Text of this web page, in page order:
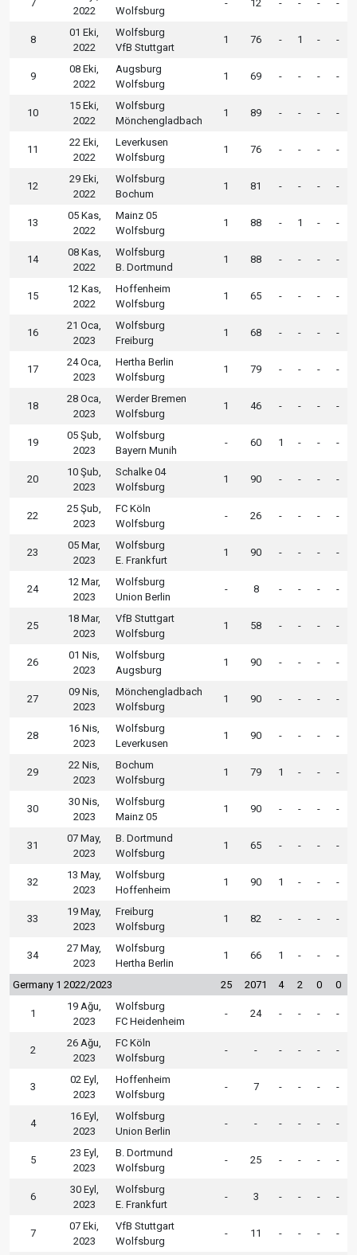
7
2022
Wolfsburg
- 12 - - - -
8
01 Eki,
2022
Wolfsburg
VfB Stuttgart
1 76 - 1 - -
9
08 Eki,
2022
Augsburg
Wolfsburg
1 69 - - - -
10
15 Eki,
2022
Wolfsburg
Mönchengladbach
1 89 - - - -
11
22 Eki,
2022
Leverkusen
Wolfsburg
1 76 - - - -
12
29 Eki,
2022
Wolfsburg
Bochum
1 81 - - - -
13
05 Kas,
2022
Mainz 05
Wolfsburg
1 88 - 1 - -
14
08 Kas,
2022
Wolfsburg
B. Dortmund
1 88 - - - -
15
12 Kas,
2022
Hoffenheim
Wolfsburg
1 65 - - - -
16
21 Oca,
2023
Wolfsburg
Freiburg
1 68 - - - -
17
24 Oca,
2023
Hertha Berlin
Wolfsburg
1 79 - - - -
18
28 Oca,
2023
Werder Bremen
Wolfsburg
1 46 - - - -
19
05 Şub,
2023
Wolfsburg
Bayern Munih
- 60 1 - - -
20
10 Şub,
2023
Schalke 04
Wolfsburg
1 90 - - - -
22
25 Şub,
2023
FC Köln
Wolfsburg
- 26 - - - -
23
05 Mar,
2023
Wolfsburg
E. Frankfurt
1 90 - - - -
24
12 Mar,
2023
Wolfsburg
Union Berlin
- 8 - - - -
25
18 Mar,
2023
VfB Stuttgart
Wolfsburg
1 58 - - - -
26
01 Nis,
2023
Wolfsburg
Augsburg
1 90 - - - -
27
09 Nis,
2023
Mönchengladbach
Wolfsburg
1 90 - - - -
28
16 Nis,
2023
Wolfsburg
Leverkusen
1 90 - - - -
29
22 Nis,
2023
Bochum
Wolfsburg
1 79 1 - - -
30
30 Nis,
2023
Wolfsburg
Mainz 05
1 90 - - - -
31
07 May,
2023
B. Dortmund
Wolfsburg
1 65 - - - -
32
13 May,
2023
Wolfsburg
Hoffenheim
1 90 1 - - -
33
19 May,
2023
Freiburg
Wolfsburg
1 82 - - - -
34
27 May,
2023
Wolfsburg
Hertha Berlin
1 66 1 - - -
Germany 1 2022/2023 25 2071 4 2 0 0
1
19 Ağu,
2023
Wolfsburg
FC Heidenheim
- 24 - - - -
2
26 Ağu,
2023
FC Köln
Wolfsburg
- - - - - -
3
02 Eyl,
2023
Hoffenheim
Wolfsburg
- 7 - - - -
4
16 Eyl,
2023
Wolfsburg
Union Berlin
- - - - - -
5
23 Eyl,
2023
B. Dortmund
Wolfsburg
- 25 - - - -
6
30 Eyl,
2023
Wolfsburg
E. Frankfurt
- 3 - - - -
7
07 Eki,
2023
VfB Stuttgart
Wolfsburg
- 11 - - - -